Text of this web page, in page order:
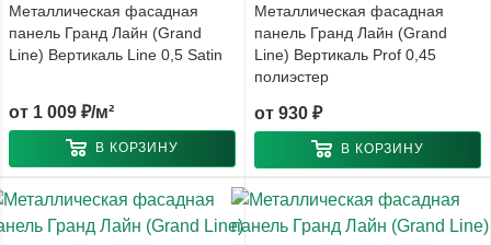
Металлическая фасадная
панель Гранд Лайн (Grand
Line) Вертикаль Line 0,5 Satin
от 1 009 ₽/м²
В КОРЗИНУ
Металлическая фасадная
панель Гранд Лайн (Grand
Line) Вертикаль Prof 0,45
полиэстер
от 930 ₽
В КОРЗИНУ